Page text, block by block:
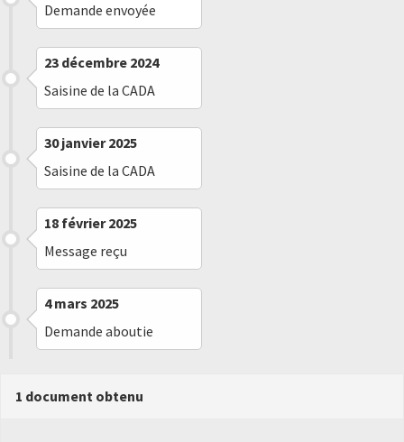
Demande envoyée
23 décembre 2024
Saisine de la CADA
30 janvier 2025
Saisine de la CADA
18 février 2025
Message reçu
4 mars 2025
Demande aboutie
1 document obtenu